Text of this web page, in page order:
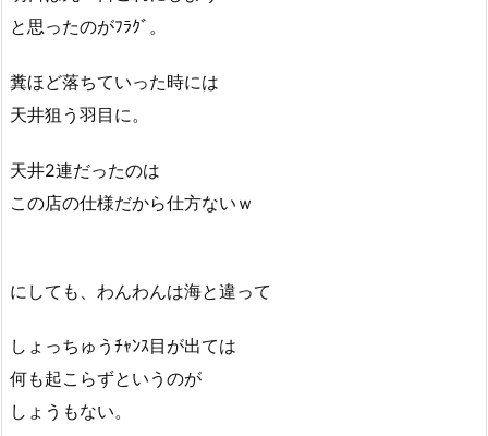
と思ったのがﾌﾗｸﾞ。
糞ほど落ちていった時には
天井狙う羽目に。
天井2連だったのは
この店の仕様だから仕方ないｗ
にしても、わんわんは海と違って
しょっちゅうﾁｬﾝｽ目が出ては
何も起こらずというのが
しょうもない。